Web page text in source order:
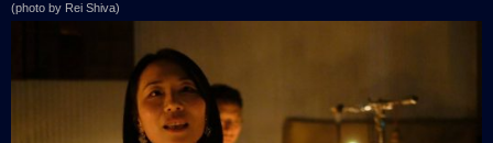
(photo by Rei Shiva)